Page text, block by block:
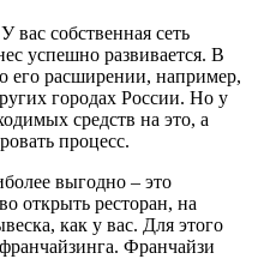
вас собственная сеть
успешно развивается. В
его расширении, например,
городах России. Но у
средств на это, а
процесс.
выгодно – это
открыть ресторан, на
как у вас. Для этого
Франчайзи